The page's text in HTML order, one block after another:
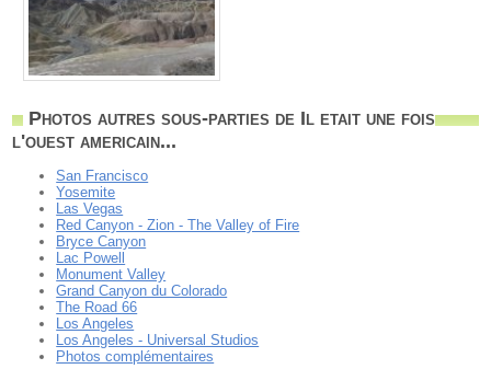
Photos autres sous-parties de Il etait une fois
l'ouest americain...
San Francisco
Yosemite
Las Vegas
Red Canyon - Zion - The Valley of Fire
Bryce Canyon
Lac Powell
Monument Valley
Grand Canyon du Colorado
The Road 66
Los Angeles
Los Angeles - Universal Studios
Photos complémentaires